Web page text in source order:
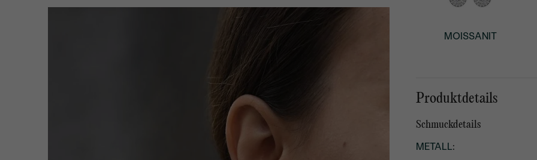
MOISSANIT
Produktdetails
Schmuckdetails
METALL: